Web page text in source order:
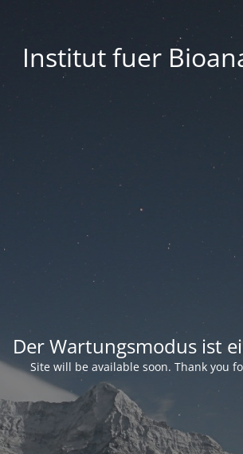
Institut fuer
Der Wartungsmodus ist
Site will be available soon. Thank you